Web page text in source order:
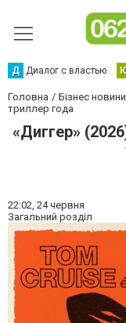
Д Диалог с властью
Головна Бізнес новини
триллер года
«Диггер»
22:02, 24 червня
Загальний розділ